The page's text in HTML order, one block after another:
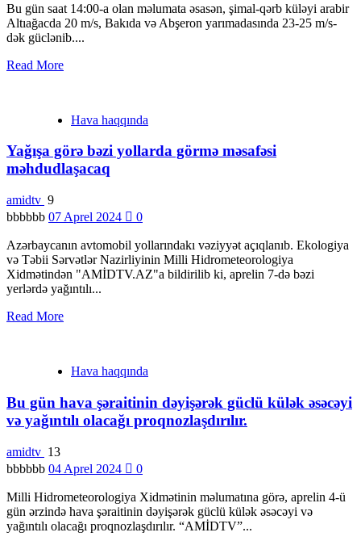
Bu gün saat 14:00-a olan məlumata əsasən, şimal-qərb küləyi arabir
Altıağacda 20 m/s, Bakıda və Abşeron yarımadasında 23-25 m/s-
dək güclənib....
Read More
Hava haqqında
Yağışa görə bəzi yollarda görmə məsafəsi
məhdudlaşacaq
amidtv 9
bbbbbb 07 Aprel 2024 0
Azərbaycanın avtomobil yollarındakı vəziyyət açıqlanıb. Ekologiya
və Təbii Sərvətlər Nazirliyinin Milli Hidrometeorologiya
Xidmətindən "AMİDTV.AZ"a bildirilib ki, aprelin 7-də bəzi
yerlərdə yağıntılı...
Read More
Hava haqqında
Bu gün hava şəraitinin dəyişərək güclü külək əsəcəyi
və yağıntılı olacağı proqnozlaşdırılır.
amidtv 13
bbbbbb 04 Aprel 2024 0
Milli Hidrometeorologiya Xidmətinin məlumatına görə, aprelin 4-ü
gün ərzində hava şəraitinin dəyişərək güclü külək əsəcəyi və
yağıntılı olacağı proqnozlaşdırılır. “AMİDTV”...